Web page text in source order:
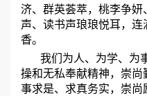
济、群英荟萃，桃李争
声、读书声琅琅悦耳，
香。
我们为人、为学、为
操和无私奉献精神，崇
事求是、求真务实，崇